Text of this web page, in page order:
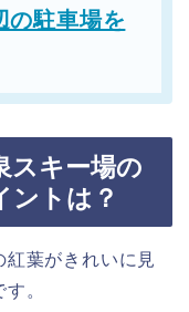
の駐車場を
スキー場の
ントは？
紅葉がきれいに見
。